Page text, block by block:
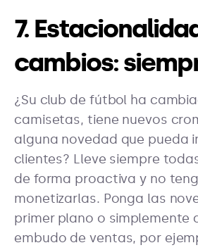
7.
cambios:
¿Su club de fútbol ha
camisetas, tiene nuevos
alguna novedad que pueda
clientes? Lleve siempre
de forma proactiva y no
monetizarlas. Ponga las
primer plano o simplemente
embudo de ventas, por